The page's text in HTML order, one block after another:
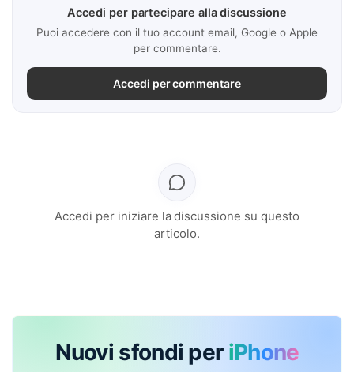
Accedi per partecipare alla discussione
Puoi accedere con il tuo account email, Google o Apple
per commentare.
Accedi per commentare
Accedi per iniziare la discussione su questo
articolo.
Nuovi sfondi per iPhone